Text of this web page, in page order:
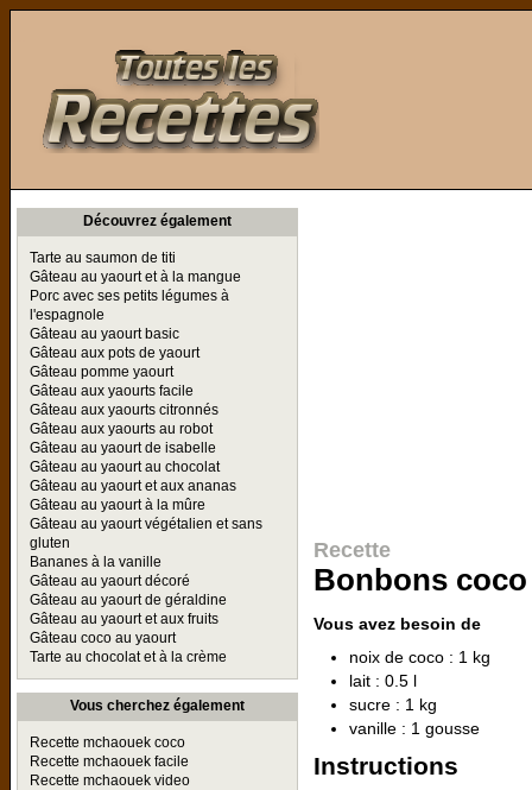
Découvrez également
Tarte au saumon de titi
Gâteau au yaourt et à la mangue
Porc avec ses petits légumes à
l'espagnole
Gâteau au yaourt basic
Gâteau aux pots de yaourt
Gâteau pomme yaourt
Gâteau aux yaourts facile
Gâteau aux yaourts citronnés
Gâteau aux yaourts au robot
Gâteau au yaourt de isabelle
Gâteau au yaourt au chocolat
Gâteau au yaourt et aux ananas
Gâteau au yaourt à la mûre
Gâteau au yaourt végétalien et sans
gluten
Bananes à la vanille
Gâteau au yaourt décoré
Gâteau au yaourt de géraldine
Gâteau au yaourt et aux fruits
Gâteau coco au yaourt
Tarte au chocolat et à la crème
Vous cherchez également
Recette mchaouek coco
Recette mchaouek facile
Recette mchaouek video
Recette
Bonbons
Vous avez besoin de
noix de coco : 1 kg
lait : 0.5 l
sucre : 1 kg
vanille : 1 gousse
Instructions